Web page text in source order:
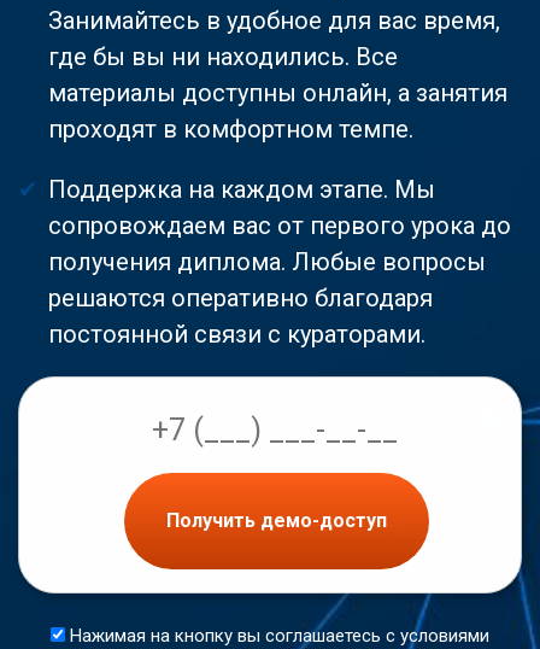
Занимайтесь в удобное для вас время,
где бы вы ни находились. Все
материалы доступны онлайн, а занятия
проходят в комфортном темпе.
Поддержка на каждом этапе. Мы
сопровождаем вас от первого урока до
получения диплома. Любые вопросы
решаются оперативно благодаря
постоянной связи с кураторами.
Получить демо-доступ
Нажимая на кнопку вы соглашаетесь с условиями